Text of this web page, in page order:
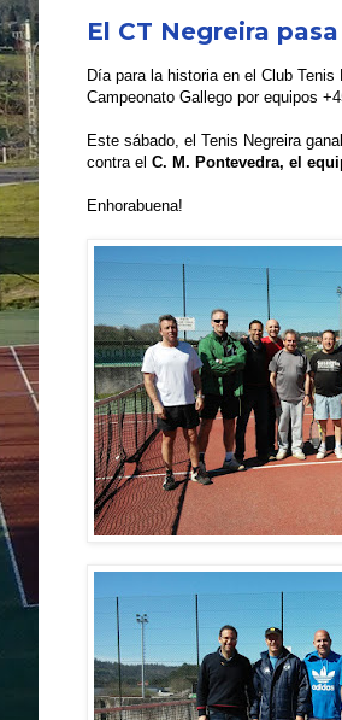
El CT Negreira
Día para la historia en el Club
Campeonato Gallego por equipos
Este sábado, el Tenis Negreira
contra el C. M. Pontevedra, el
Enhorabuena!